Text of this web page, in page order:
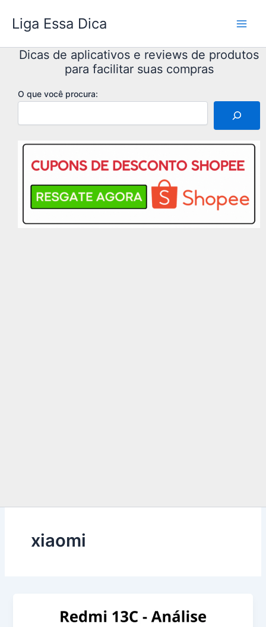
para
conteúdo
Liga Essa Dica
Dicas de aplicativos e reviews de produtos
para facilitar suas compras
O que você procura:
xiaomi